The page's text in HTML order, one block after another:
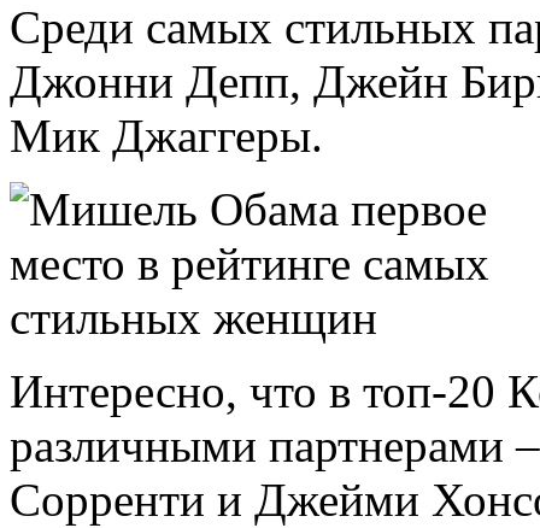
Среди самых стильных
Джонни Депп, Джейн
Мик Джаггеры.
Интересно, что в топ-20
различными
Сорренти и Джейми